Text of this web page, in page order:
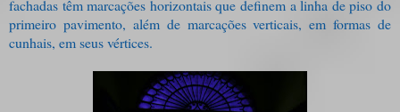
fachadas têm marcações horizontais que definem a linha de piso do
primeiro pavimento, além de marcações verticais, em formas de
cunhais, em seus vértices.